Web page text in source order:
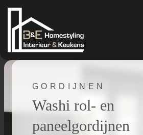
GORDIJNEN
Washi rol- en
paneelgordijnen